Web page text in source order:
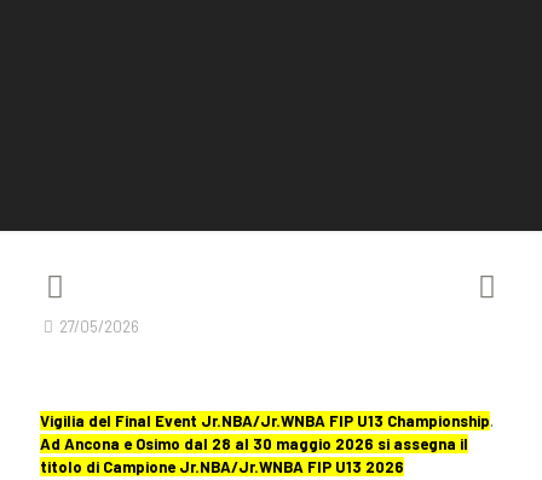
27/05/2026
Vigilia del Final Event Jr.NBA/Jr.WNBA FIP U13 Championship.
Ad Ancona e Osimo dal 28 al 30 maggio 2026 si assegna il
titolo di Campione Jr.NBA/Jr.WNBA FIP U13 2026